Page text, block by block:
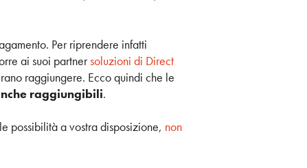
Per riprendere infatti
ai suoi partnersoluzioni di Direct
raggiungere. Ecco quindi che le
raggiungibili.
possibilità a vostra disposizione, non